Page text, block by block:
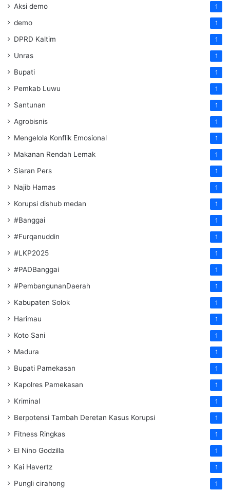
Aksi demo 1
demo 1
DPRD Kaltim 1
Unras 1
Bupati 1
Pemkab Luwu 1
Santunan 1
Agrobisnis 1
Mengelola Konflik Emosional 1
Makanan Rendah Lemak 1
Siaran Pers 1
Najib Hamas 1
Korupsi dishub medan 1
#Banggai 1
#Furqanuddin 1
#LKP2025 1
#PADBanggai 1
#PembangunanDaerah 1
Kabupaten Solok 1
Harimau 1
Koto Sani 1
Madura 1
Bupati Pamekasan 1
Kapolres Pamekasan 1
Kriminal 1
Berpotensi Tambah Deretan Kasus Korupsi 1
Fitness Ringkas 1
El Nino Godzilla 1
Kai Havertz 1
Pungli cirahong 1